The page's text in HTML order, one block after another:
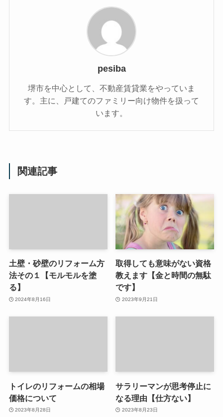
pesiba
堺市を中心として、不動産賃貸業をやっていま
す。主に、戸建てのファミリー向け物件を扱って
います。
関連記事
土壁・砂壁のリフォーム方
法その１【モルモルを塗
る】
2024年8月16日
取得しても意味がない資格
教えます【金と時間の無駄
です】
2023年9月21日
トイレのリフォームの相場
価格について
2023年8月28日
サラリーマンが思考停止に
なる理由【仕方ない】
2023年8月23日